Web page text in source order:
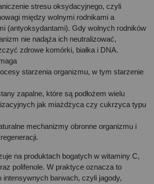
stresu oksydacyjnego, czyli
między wolnymi rodnikami a
(antyoksydantami). Gdy wolnych rodników
nie nadąża ich neutralizować,
zdrowe komórki, białka i DNA.
starzenia organizmu, w tym starzenie
zapalne, które są podłożem wielu
jak miażdżyca czy cukrzyca typu
mechanizmy obronne organizmu i
na produktach bogatych w witaminy C,
polifenole. W praktyce oznacza to
intensywnych barwach, czyli jagody,